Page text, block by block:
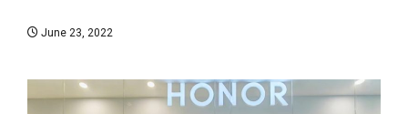
June 23, 2022